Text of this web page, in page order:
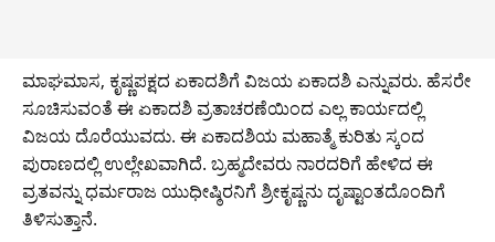
ಮಾಘಮಾಸ, ಕೃಷ್ಣಪಕ್ಷದ ಏಕಾದಶಿಗೆ ವಿಜಯ ಏಕಾದಶಿ ಎನ್ನುವರು. ಹೆಸರೇ
ಸೂಚಿಸುವಂತೆ ಈ ಏಕಾದಶಿ ವ್ರತಾಚರಣೆಯಿಂದ ಎಲ್ಲ ಕಾರ್ಯದಲ್ಲಿ
ವಿಜಯ ದೊರೆಯುವದು. ಈ ಏಕಾದಶಿಯ ಮಹಾತ್ಮೆ ಕುರಿತು ಸ್ಕಂದ
ಪುರಾಣದಲ್ಲಿ ಉಲ್ಲೇಖವಾಗಿದೆ. ಬ್ರಹ್ಮದೇವರು ನಾರದರಿಗೆ ಹೇಳಿದ ಈ
ವ್ರತವನ್ನು ಧರ್ಮರಾಜ ಯುಧೀಷ್ಠಿರನಿಗೆ ಶ್ರೀಕೃಷ್ಣನು ದೃಷ್ಟಾಂತದೊಂದಿಗೆ
ತಿಳಿಸುತ್ತಾನೆ.